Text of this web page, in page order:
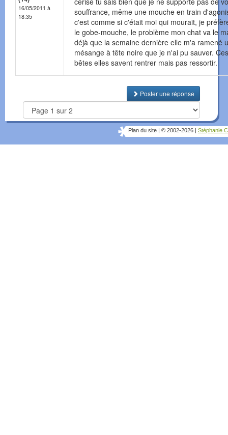
16/05/2011 à
18:35
souffrance, même une mouche en train
c'est comme si c'était moi qui mourait, je
le gobe-mouche, le problème mon chat va le
déjà que la semaine dernière elle m'a ramené
mésange à tête noire que je n'ai pu sauver.
bêtes elles savent rentrer mais pas ressortir.
Poster une réponse
Plan du site © 2002-2026 Stéphanie C